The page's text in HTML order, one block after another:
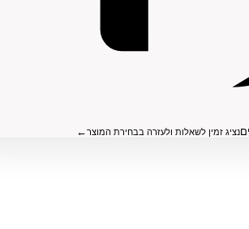
נציג זמין לשאלות ולעזרה בבחירת המוצר←